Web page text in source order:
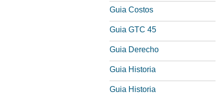
Guia Costos
Guia GTC 45
Guia Derecho
Guia Historia
Guia Historia